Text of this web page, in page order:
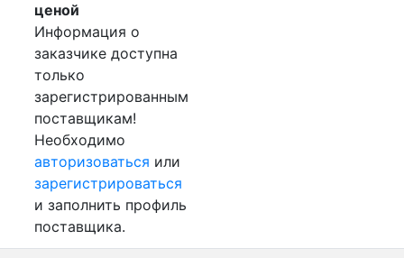
ценой
Информация о
заказчике доступна
только
зарегистрированным
поставщикам!
Необходимо
авторизоваться или
зарегистрироваться
и заполнить профиль
поставщика.